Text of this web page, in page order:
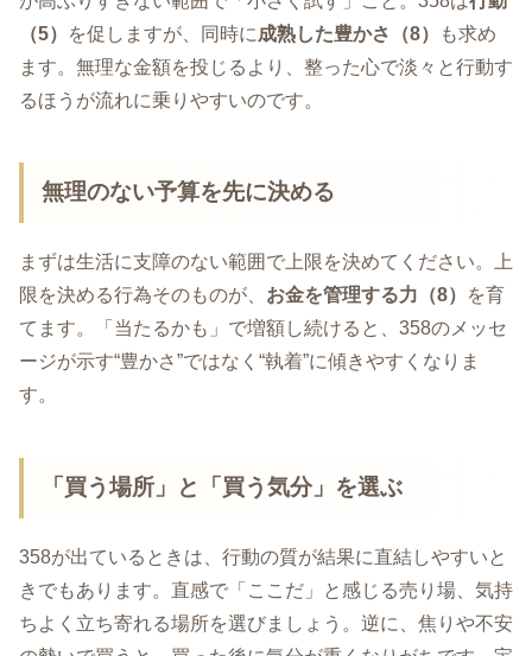
（5）
を促しますが、同時に成熟した豊かさ（8）
も求め
ます。無理な金額を投じるより、整った心で淡々と行動す
るほうが流れに乗りやすいのです。
無理のない予算を先に決める
まずは生活に支障のない範囲で上限を決めてください。上
限を決める行為そのものが、 お金を管理する力（8）
を育
てます。「当たるかも」で増額し続けると、358のメッセ
ージが示す“豊かさ”ではなく“執着”に傾きやすくなりま
す。
「買う場所」と「買う気分」を選ぶ
358が出ているときは、行動の質が結果に直結しやすいと
きでもあります。直感で「ここだ」と感じる売り場、気持
ちよく立ち寄れる場所を選びましょう。逆に、焦りや不安